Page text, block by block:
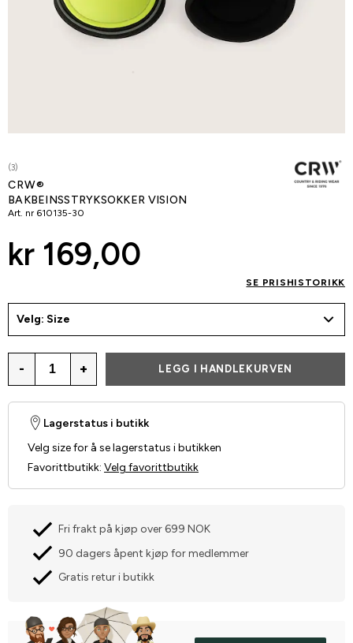
(3)
CRW®
BAKBEINSSTRYKSOKKER VISION
Art. nr 610135-30
kr 169,00
SE PRISHISTORIKK
Velg: Size
- + LEGG I HANDLEKURVEN
Lagerstatus i butikk
Velg size for å se lagerstatus i butikken
Favorittbutikk: Velg favorittbutikk
Fri frakt på kjøp over 699 NOK
90 dagers åpent kjøp for medlemmer
Gratis retur i butikk